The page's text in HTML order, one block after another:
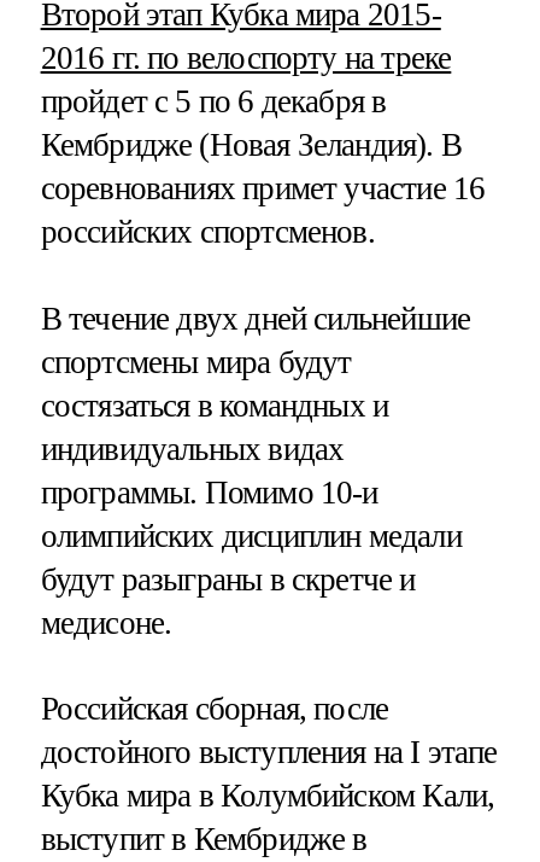
Второй этап Кубка мира 2015-
2016 гг. по велоспорту на треке
пройдет с 5 по 6 декабря в
Кембридже (Новая Зеландия). В
соревнованиях примет участие 16
российских спортсменов.
В течение двух дней сильнейшие
спортсмены мира будут
состязаться в командных и
индивидуальных видах
программы. Помимо 10-и
олимпийских дисциплин медали
будут разыграны в скретче и
медисоне.
Российская сборная, после
достойного выступления на I этапе
Кубка мира в Колумбийском Кали,
выступит в Кембридже в